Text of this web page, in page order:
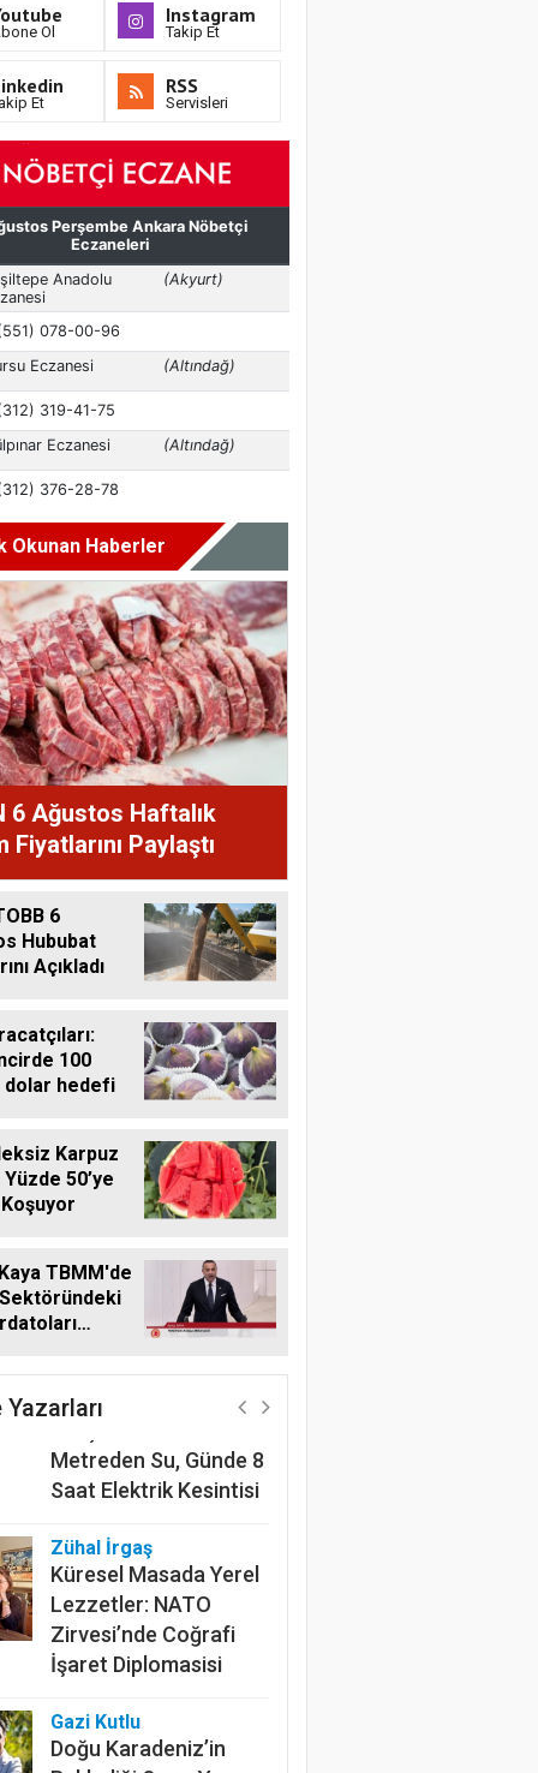
Ol
Instagram
Takip Et
Et
RSS
Servisleri
Okunan Haberler
6 Ağustos Haftalık
Fiyatlarını Paylaştı
6
Hububat
Açıkladı
100
dolar hedefi
Karpuz
Yüzde 50’ye
TBMM'de
Yazarları
Harun Göksel
220 Kilometrelik
Kanalın Sonundaki Acı
Metreden Su, Günde 8
Saat Elektrik Kesintisi
Zühal İrgaş
Küresel Masada Yerel
Lezzetler: NATO
Zirvesi’nde Coğrafi
İşaret Diplomasisi
Gazi Kutlu
Doğu Karadeniz’in